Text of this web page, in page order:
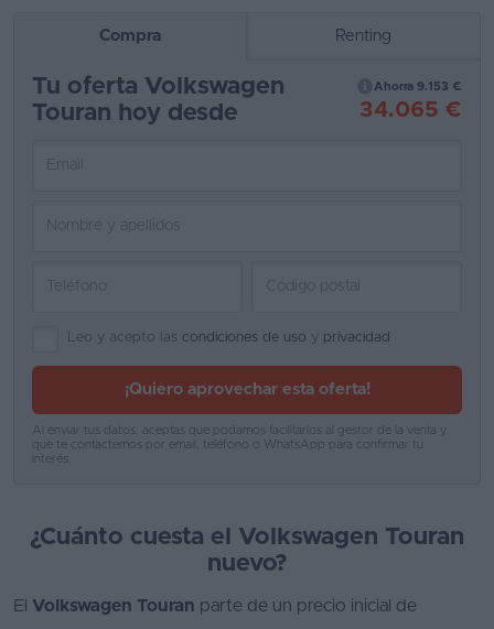
Comparador
Vender
Blog
Ventas
de
2026
Compra Renting
Tu oferta Volkswagen
Touran hoy desde
Ahorra 9.153 €
34.065 €
Leo y acepto las condiciones de uso y privacidad
¡Quiero aprovechar esta oferta!
Al enviar tus datos, aceptas que podamos facilitarlos al gestor de la venta y
que te contactemos por email, teléfono o WhatsApp para confirmar tu
interés.
¿Cuánto cuesta el Volkswagen Touran
nuevo?
El Volkswagen Touran parte de un precio inicial de